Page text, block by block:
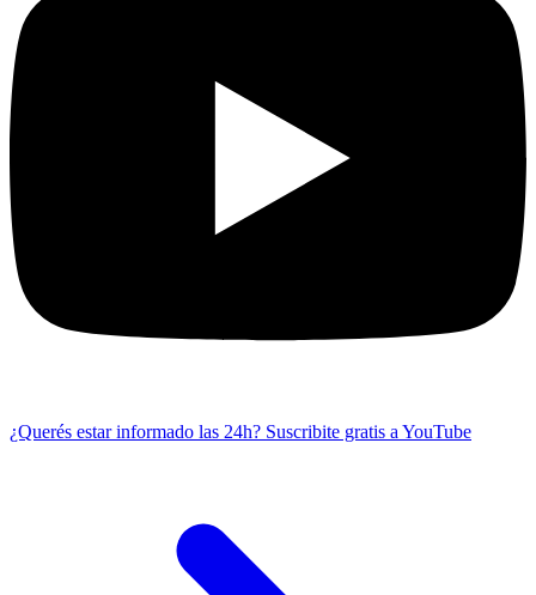
¿Querés estar informado las 24h? Suscribite gratis a YouTube